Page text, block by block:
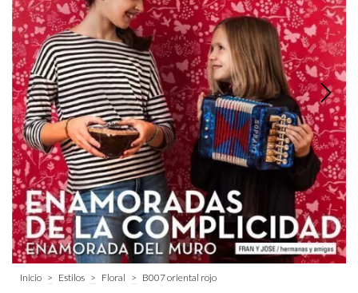
Inicio > Estilos > Floral > B007 oriental rojo